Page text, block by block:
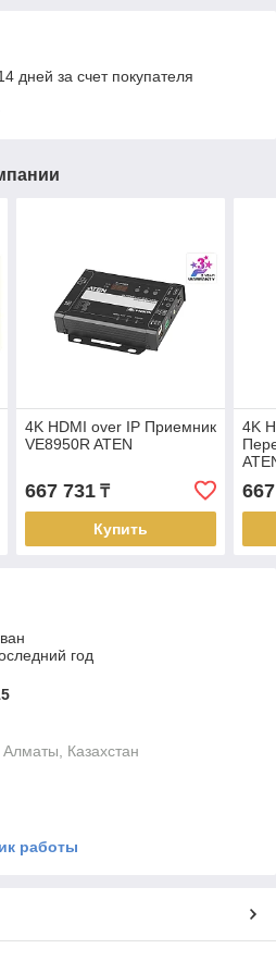
дней за счет покупателя
4K HDMI over IP Приемник
VE8950R ATEN
667 731₸
Купить
4K
год
Казахстан
работы